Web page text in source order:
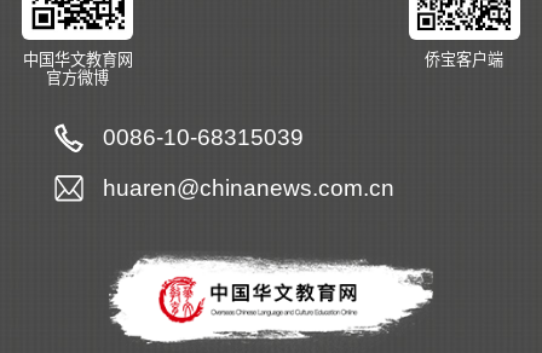
中国华文教育网
官方微博
侨宝客户端
0086-10-68315039
huaren@chinanews.com.cn